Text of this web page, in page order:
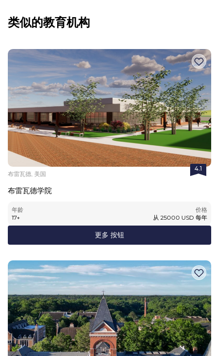
类似的教育机构
4.1
布雷瓦德, 美国
布雷瓦德学院
年龄
17+
价格
从 25000 USD 每年
更多 按钮